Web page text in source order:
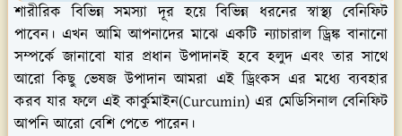
শারীরিক বিভিন্ন সমস্যা দূর হয়ে বিভিন্ন ধরনের স্বাস্থ্য বেনিফিট
পাবেন। এখন আমি আপনাদের মাঝে একটি ন্যাচারাল ড্রিঙ্ক বানানো
সম্পর্কে জানাবো যার প্রধান উপাদানই হবে হলুদ এবং তার সাথে
আরো কিছু ভেষজ উপাদান আমরা এই ড্রিংকস এর মধ্যে ব্যবহার
করব যার ফলে এই কার্কুমাইন(Curcumin) এর মেডিসিনাল বেনিফিট
আপনি আরো বেশি পেতে পারেন।